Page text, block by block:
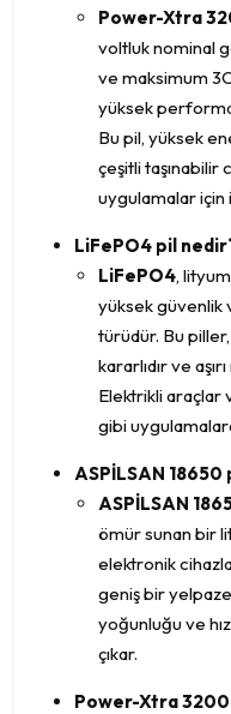
Power-Xtra
voltluk nominal
ve maksimum
yüksek
Bu pil, yüksek
çeşitli
uygulamalar için
LiFePO4 pil
LiFePO4,
yüksek güvenlik
türüdür. Bu
kararlıdır ve
Elektrikli
gibi
ASPİLSAN
ASPİLSAN
ömür sunan bir
elektronik
geniş bir
yoğunluğu ve
çıkar.
Power-Xtra